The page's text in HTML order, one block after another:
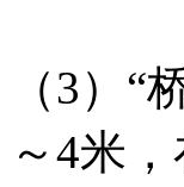
（3）
～4米